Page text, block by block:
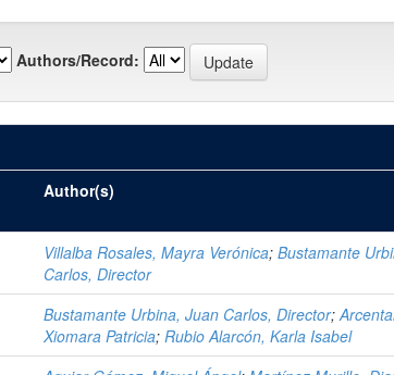
Authors/Record:
Author(s)
Villalba Rosales, Mayra Verónica; Bustamante
Carlos, Director
Bustamante Urbina, Juan Carlos, Director;
Xiomara Patricia; Rubio Alarcón, Karla Isabel